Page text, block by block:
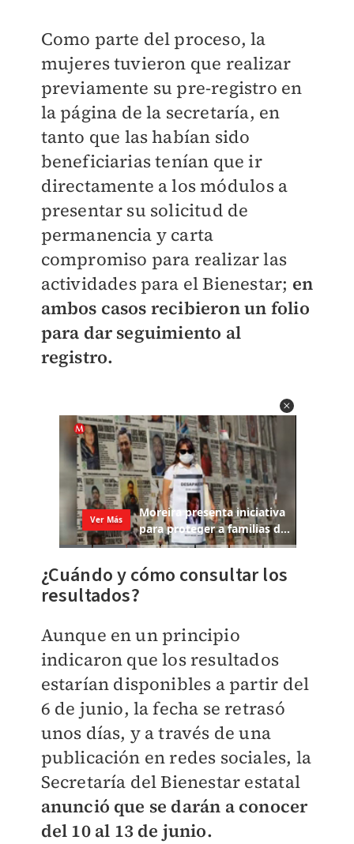
Como parte del proceso, la
mujeres tuvieron que realizar
previamente su pre-registro en
la página de la secretaría, en
tanto que las habían sido
beneficiarias tenían que ir
directamente a los módulos a
presentar su solicitud de
permanencia y carta
compromiso para realizar las
actividades para el Bienestar; en
ambos casos recibieron un folio
para dar seguimiento al
registro.
¿Cuándo y cómo consultar los
resultados?
Aunque en un principio
indicaron que los resultados
estarían disponibles a partir del
6 de junio, la fecha se retrasó
unos días, y a través de una
publicación en redes sociales, la
Secretaría del Bienestar estatal
anunció que se darán a conocer
del 10 al 13 de junio.